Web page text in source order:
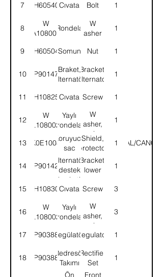
7 BH605401Cıvata Bolt 1
8
W
A108001
Rondela
W
asher
1
9 NH605041Somun Nut 1
10 9P901478
Braket,
alternatör
Bracket,
alternator
1
11 SH108251Cıvata Screw 1
12
W
L108002
Yaylı
rondela
W
asher,
spring
1
13 K0E1008
Koruyucu
sac
Shield,
protector
1
(İPTAL/CANCEL)
14 9P901429
Alternatör
destek
braketi
Bracket,
lower
1
15 SH108301Cıvata Screw 3
16
W
L108002
Yaylı
rondela
W
asher,
spring
3
17 9P903888RegülatörRegulator 1
18 9P903889
Redresör
Takımı
Rectifier
Set
1
Ön
Front